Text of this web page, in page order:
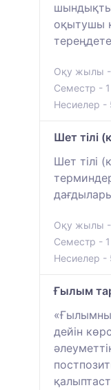
оқытушы
Оқу жылы -
Семестр - 1
Несиелер -
Шет тілі
Шет тілі
Оқу жылы -
Семестр - 1
Несиелер -
Ғылым
дейін